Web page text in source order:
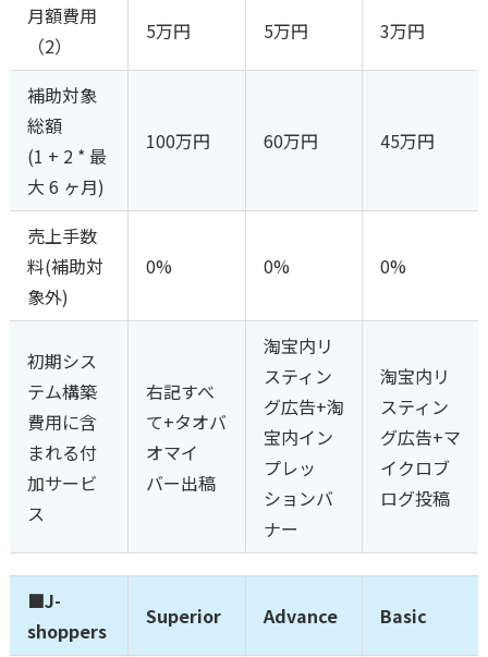
月額費用
（2）
5万円 5万円 3万円
補助対象
総額
(1 + 2 * 最
大 6 ヶ月)
100万円 60万円 45万円
売上手数
料(補助対
象外)
0% 0% 0%
初期シス
テム構築
費用に含
まれる付
加サービ
ス
右記すべ
て+タオバ
オマイ
バー出稿
淘宝内リ
スティン
グ広告+淘
宝内イン
プレッ
ションバ
ナー
淘宝内リ
スティン
グ広告+マ
イクロブ
ログ投稿
■J-
shoppers
Superior Advance Basic